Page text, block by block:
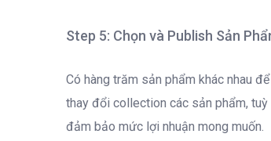
Step 5: Chọn và Publish Sản
Có hàng trăm sản phẩm khác nhau
thay đổi collection các sản phẩm,
đảm bảo mức lợi nhuận mong muốn.